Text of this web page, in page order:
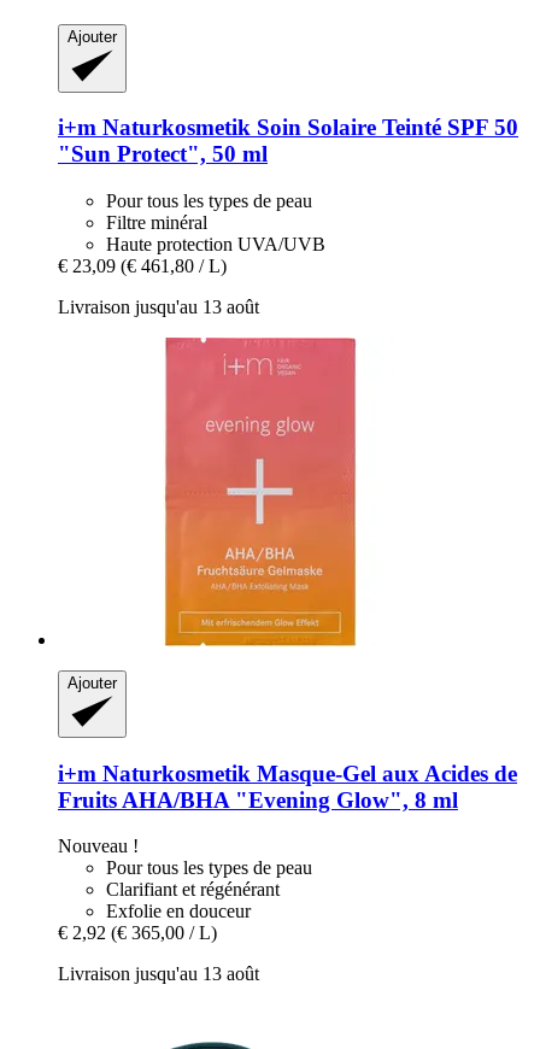
Ajouter
i+m Naturkosmetik Soin Solaire Teinté SPF 50
"Sun Protect", 50 ml
Pour tous les types de peau
Filtre minéral
Haute protection UVA/UVB
€ 23,09 (€ 461,80 / L)
Livraison jusqu'au 13 août
Ajouter
i+m Naturkosmetik Masque-​Gel aux Acides de
Fruits AHA/BHA "Evening Glow", 8 ml
Nouveau !
Pour tous les types de peau
Clarifiant et régénérant
Exfolie en douceur
€ 2,92 (€ 365,00 / L)
Livraison jusqu'au 13 août